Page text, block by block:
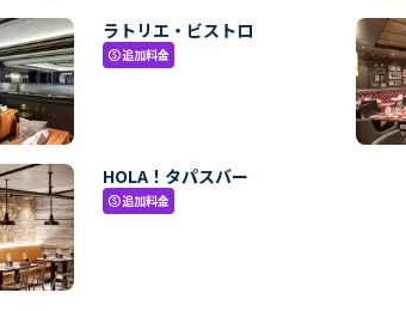
ラトリエ・ビストロ
paid追加料金
HOLA！タパスバー
paid追加料金